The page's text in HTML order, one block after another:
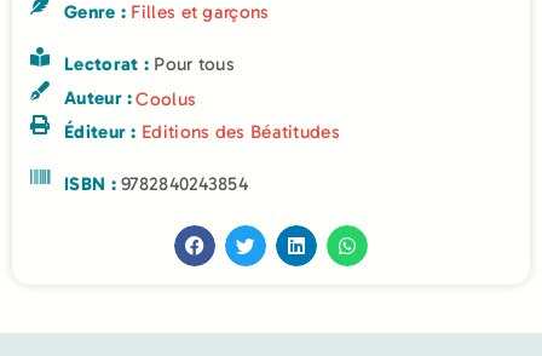
Genre : Filles et garçons
Lectorat : Pour tous
Auteur :Coolus
Éditeur : Editions des Béatitudes
ISBN :9782840243854